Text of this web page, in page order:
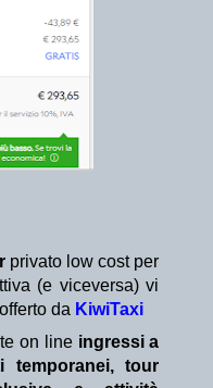
privato low cost per
(e viceversa) vi
da KiwiTaxi
on line ingressi a
temporanei, tour